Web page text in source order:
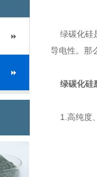
绿碳化硅
导电性。那
绿碳化硅
1.高纯度